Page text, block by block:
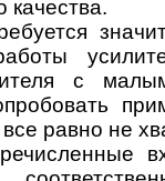
качества.
с
равно не